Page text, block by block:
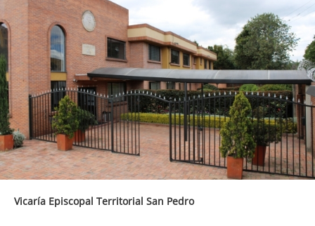
Vicaría Episcopal Territorial San Pedro